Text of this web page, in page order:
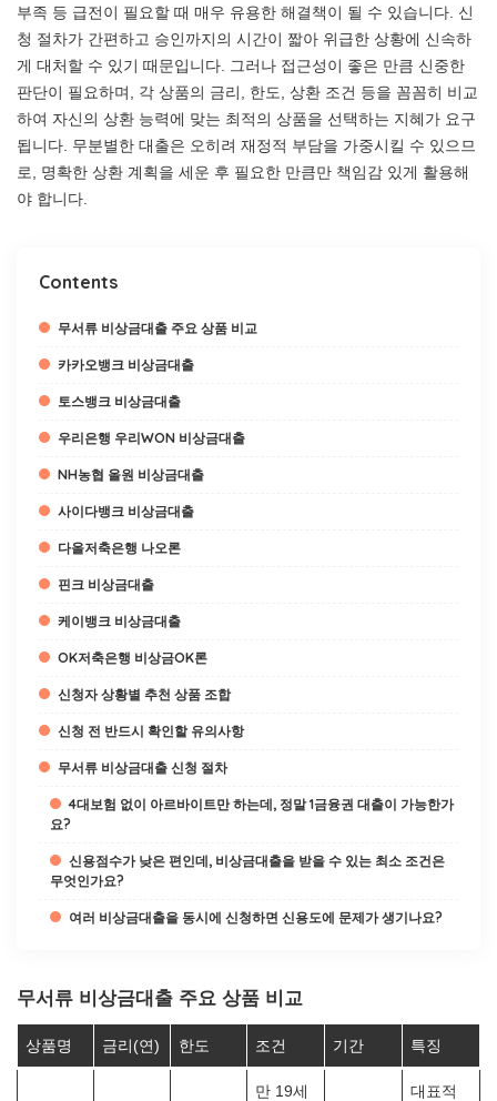
부족 등 급전이 필요할 때 매우 유용한 해결책이 될 수 있습니다. 신
청 절차가 간편하고 승인까지의 시간이 짧아 위급한 상황에 신속하
게 대처할 수 있기 때문입니다. 그러나 접근성이 좋은 만큼 신중한
판단이 필요하며, 각 상품의 금리, 한도, 상환 조건 등을 꼼꼼히 비교
하여 자신의 상환 능력에 맞는 최적의 상품을 선택하는 지혜가 요구
됩니다. 무분별한 대출은 오히려 재정적 부담을 가중시킬 수 있으므
로, 명확한 상환 계획을 세운 후 필요한 만큼만 책임감 있게 활용해
야 합니다.
Contents
무서류 비상금대출 주요 상품 비교
카카오뱅크 비상금대출
토스뱅크 비상금대출
우리은행 우리WON 비상금대출
NH농협 올원 비상금대출
사이다뱅크 비상금대출
다올저축은행 나오론
핀크 비상금대출
케이뱅크 비상금대출
OK저축은행 비상금OK론
신청자 상황별 추천 상품 조합
신청 전 반드시 확인할 유의사항
무서류 비상금대출 신청 절차
4대보험 없이 아르바이트만 하는데, 정말 1금융권 대출이 가능한가
요?
신용점수가 낮은 편인데, 비상금대출을 받을 수 있는 최소 조건은
무엇인가요?
여러 비상금대출을 동시에 신청하면 신용도에 문제가 생기나요?
무서류 비상금대출 주요 상품 비교
상품명 금리(연) 한도 조건 기간 특징
만 19세
대표적